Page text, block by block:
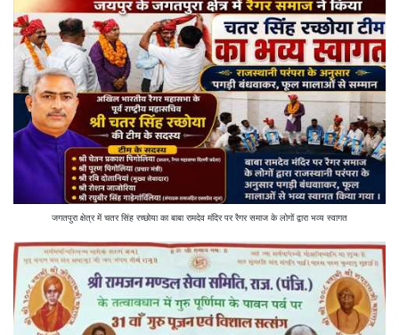
जगतपुरा क्षेत्र में चतर सिंह रच्छोया का बाबा रामदेव मंदिर पर रैगर समाज के लोगों द्वारा भव्य स्वागत